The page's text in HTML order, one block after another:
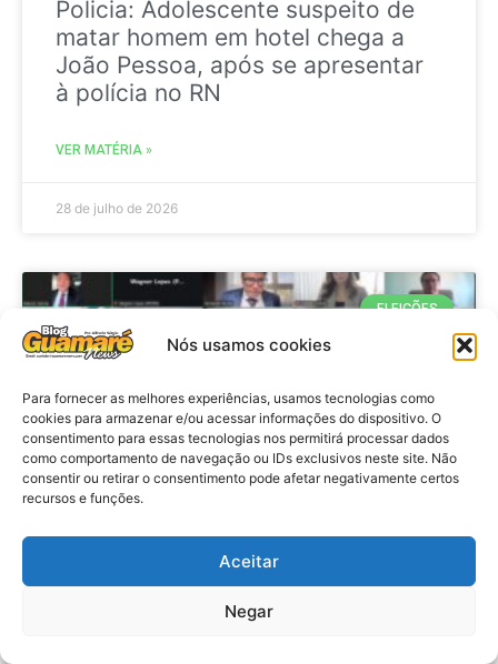
Nós usamos cookies
Para fornecer as melhores experiências, usamos tecnologias como
cookies para armazenar e/ou acessar informações do dispositivo. O
consentimento para essas tecnologias nos permitirá processar dados
como comportamento de navegação ou IDs exclusivos neste site. Não
consentir ou retirar o consentimento pode afetar negativamente certos
recursos e funções.
Aceitar
Negar
Policia: Adolescente suspeito de
matar homem em hotel chega a
João Pessoa, após se apresentar
à polícia no RN
VER MATÉRIA »
28 de julho de 2026
ELEIÇÕES
Eleições 2026: procuradores e
promotores eleitorais realizam
reunião de alinhamento no RN